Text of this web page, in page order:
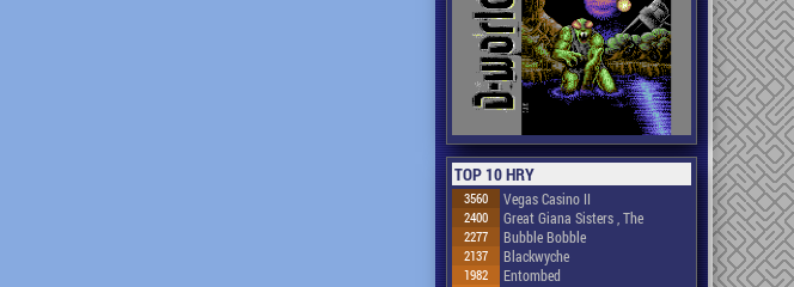
TOP 10 HRY
3560 Vegas Casino II
2400 Great Giana Sisters , The
2277 Bubble Bobble
2137 Blackwyche
1982 Entombed